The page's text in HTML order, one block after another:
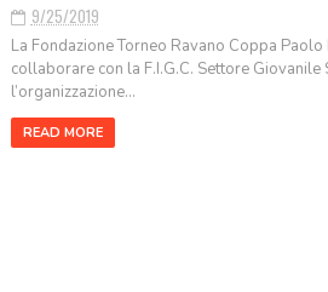
9/25/2019
La Fondazione Torneo Ravano Coppa
collaborare con la F.I.G.C. Settore
l’organizzazione...
READ MORE